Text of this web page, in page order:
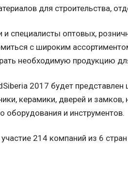
для строительства,
и специалисты оптовых,
с широким
необходимую продукцию
2017 будет представлен
керамики, дверей и
оборудования и инструментов.
214 компаний из 6